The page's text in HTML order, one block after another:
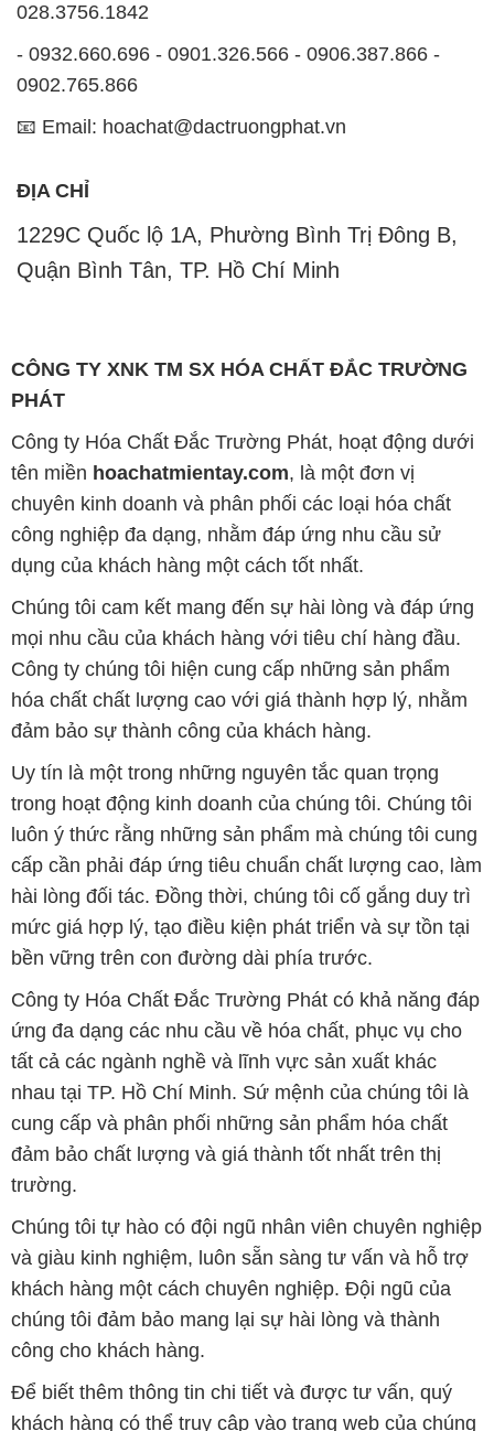
028.3756.1842
- 0932.660.696 - 0901.326.566 - 0906.387.866 -
0902.765.866
📧 Email: hoachat@dactruongphat.vn
ĐỊA CHỈ
1229C Quốc lộ 1A, Phường Bình Trị Đông B,
Quận Bình Tân, TP. Hồ Chí Minh
CÔNG TY XNK TM SX HÓA CHẤT ĐẮC TRƯỜNG
PHÁT
Công ty Hóa Chất Đắc Trường Phát, hoạt động dưới
tên miền hoachatmientay.com, là một đơn vị
chuyên kinh doanh và phân phối các loại hóa chất
công nghiệp đa dạng, nhằm đáp ứng nhu cầu sử
dụng của khách hàng một cách tốt nhất.
Chúng tôi cam kết mang đến sự hài lòng và đáp ứng
mọi nhu cầu của khách hàng với tiêu chí hàng đầu.
Công ty chúng tôi hiện cung cấp những sản phẩm
hóa chất chất lượng cao với giá thành hợp lý, nhằm
đảm bảo sự thành công của khách hàng.
Uy tín là một trong những nguyên tắc quan trọng
trong hoạt động kinh doanh của chúng tôi. Chúng tôi
luôn ý thức rằng những sản phẩm mà chúng tôi cung
cấp cần phải đáp ứng tiêu chuẩn chất lượng cao, làm
hài lòng đối tác. Đồng thời, chúng tôi cố gắng duy trì
mức giá hợp lý, tạo điều kiện phát triển và sự tồn tại
bền vững trên con đường dài phía trước.
Công ty Hóa Chất Đắc Trường Phát có khả năng đáp
ứng đa dạng các nhu cầu về hóa chất, phục vụ cho
tất cả các ngành nghề và lĩnh vực sản xuất khác
nhau tại TP. Hồ Chí Minh. Sứ mệnh của chúng tôi là
cung cấp và phân phối những sản phẩm hóa chất
đảm bảo chất lượng và giá thành tốt nhất trên thị
trường.
Chúng tôi tự hào có đội ngũ nhân viên chuyên nghiệp
và giàu kinh nghiệm, luôn sẵn sàng tư vấn và hỗ trợ
khách hàng một cách chuyên nghiệp. Đội ngũ của
chúng tôi đảm bảo mang lại sự hài lòng và thành
công cho khách hàng.
Để biết thêm thông tin chi tiết và được tư vấn, quý
khách hàng có thể truy cập vào trang web của chúng